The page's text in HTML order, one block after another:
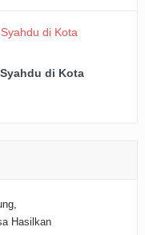
di Kota